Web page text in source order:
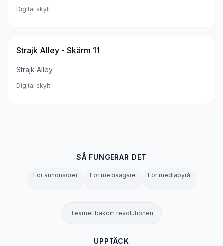
Digital skylt
Strajk Alley - Skärm 11
Strajk Alley
Digital skylt
SÅ FUNGERAR DET
För annonsörer För mediaägare För mediabyrå
Teamet bakom revolutionen
UPPTÄCK